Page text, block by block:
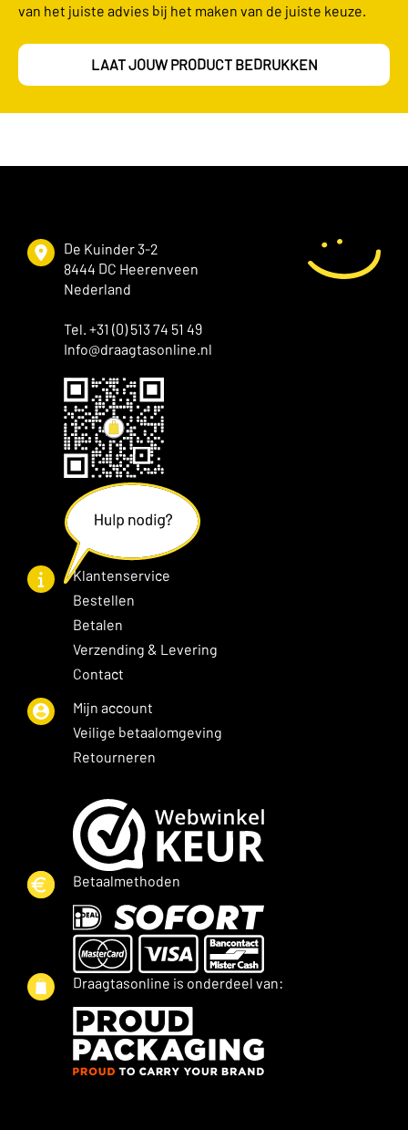
van het juiste advies bij het maken van de juiste keuze.
LAAT JOUW PRODUCT BEDRUKKEN
De Kuinder 3-2
8444 DC Heerenveen
Nederland
Tel. +31 (0) 513 74 51 49
Info@draagtasonline.nl
Klantenservice
Bestellen
Betalen
Verzending & Levering
Contact
Mijn account
Veilige betaalomgeving
Retourneren
Betaalmethoden
Draagtasonline is onderdeel van: